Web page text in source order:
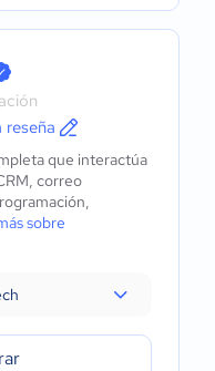
reseña
que interactúa
correo
sobre